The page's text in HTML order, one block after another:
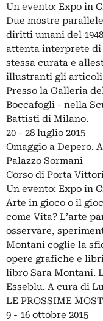
Un evento: Expo in
Due mostre
diritti umani del
attenta interprete
stessa curata e
illustranti gli articoli
Presso la Galleria
Boccafogli - nella
Battisti di Milano.
20 - 28 luglio 2015
Omaggio a Depero.
Palazzo Sormani
Corso di Porta
Un evento: Expo in
Arte in gioco o il
come Vita? L’arte
osservare,
Montani coglie la
opere grafiche e
libro Sara Montani.
Esseblu. A cura di
LE PROSSIME
9 - 16 ottobre 2015